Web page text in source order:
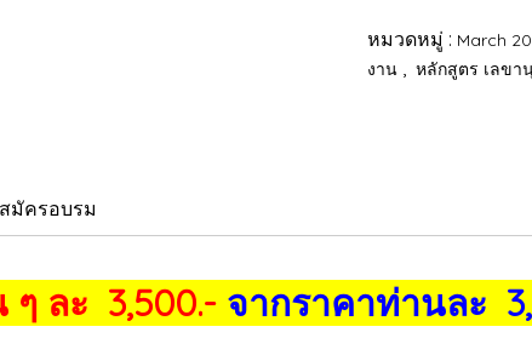
หมวดหมู่ : March
งาน
หลักสูตร เลขา
มัครอบรม
ๆ ละ 3,500.- จากราคาท่านละ